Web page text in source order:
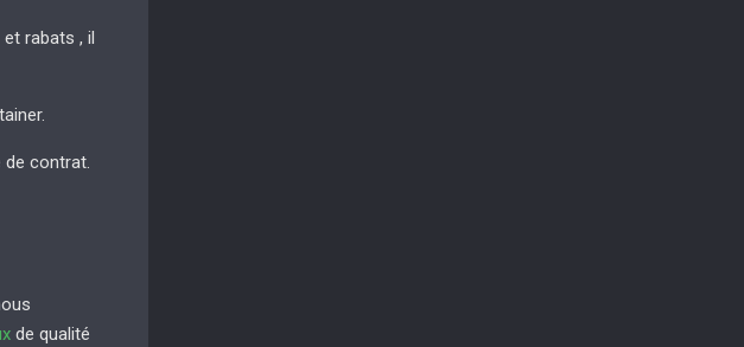
rabats , il
de contrat.
de qualité